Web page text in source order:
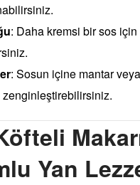
: Daha kremsi bir sos
: Sosun içine mantar
Yan